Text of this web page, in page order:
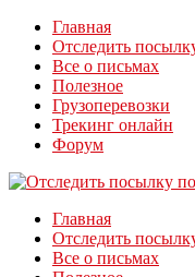
Главная
Отследить
Все о письмах
Полезное
Грузоперевозки
Трекинг онлайн
Форум
Главная
Отследить
Все о письмах